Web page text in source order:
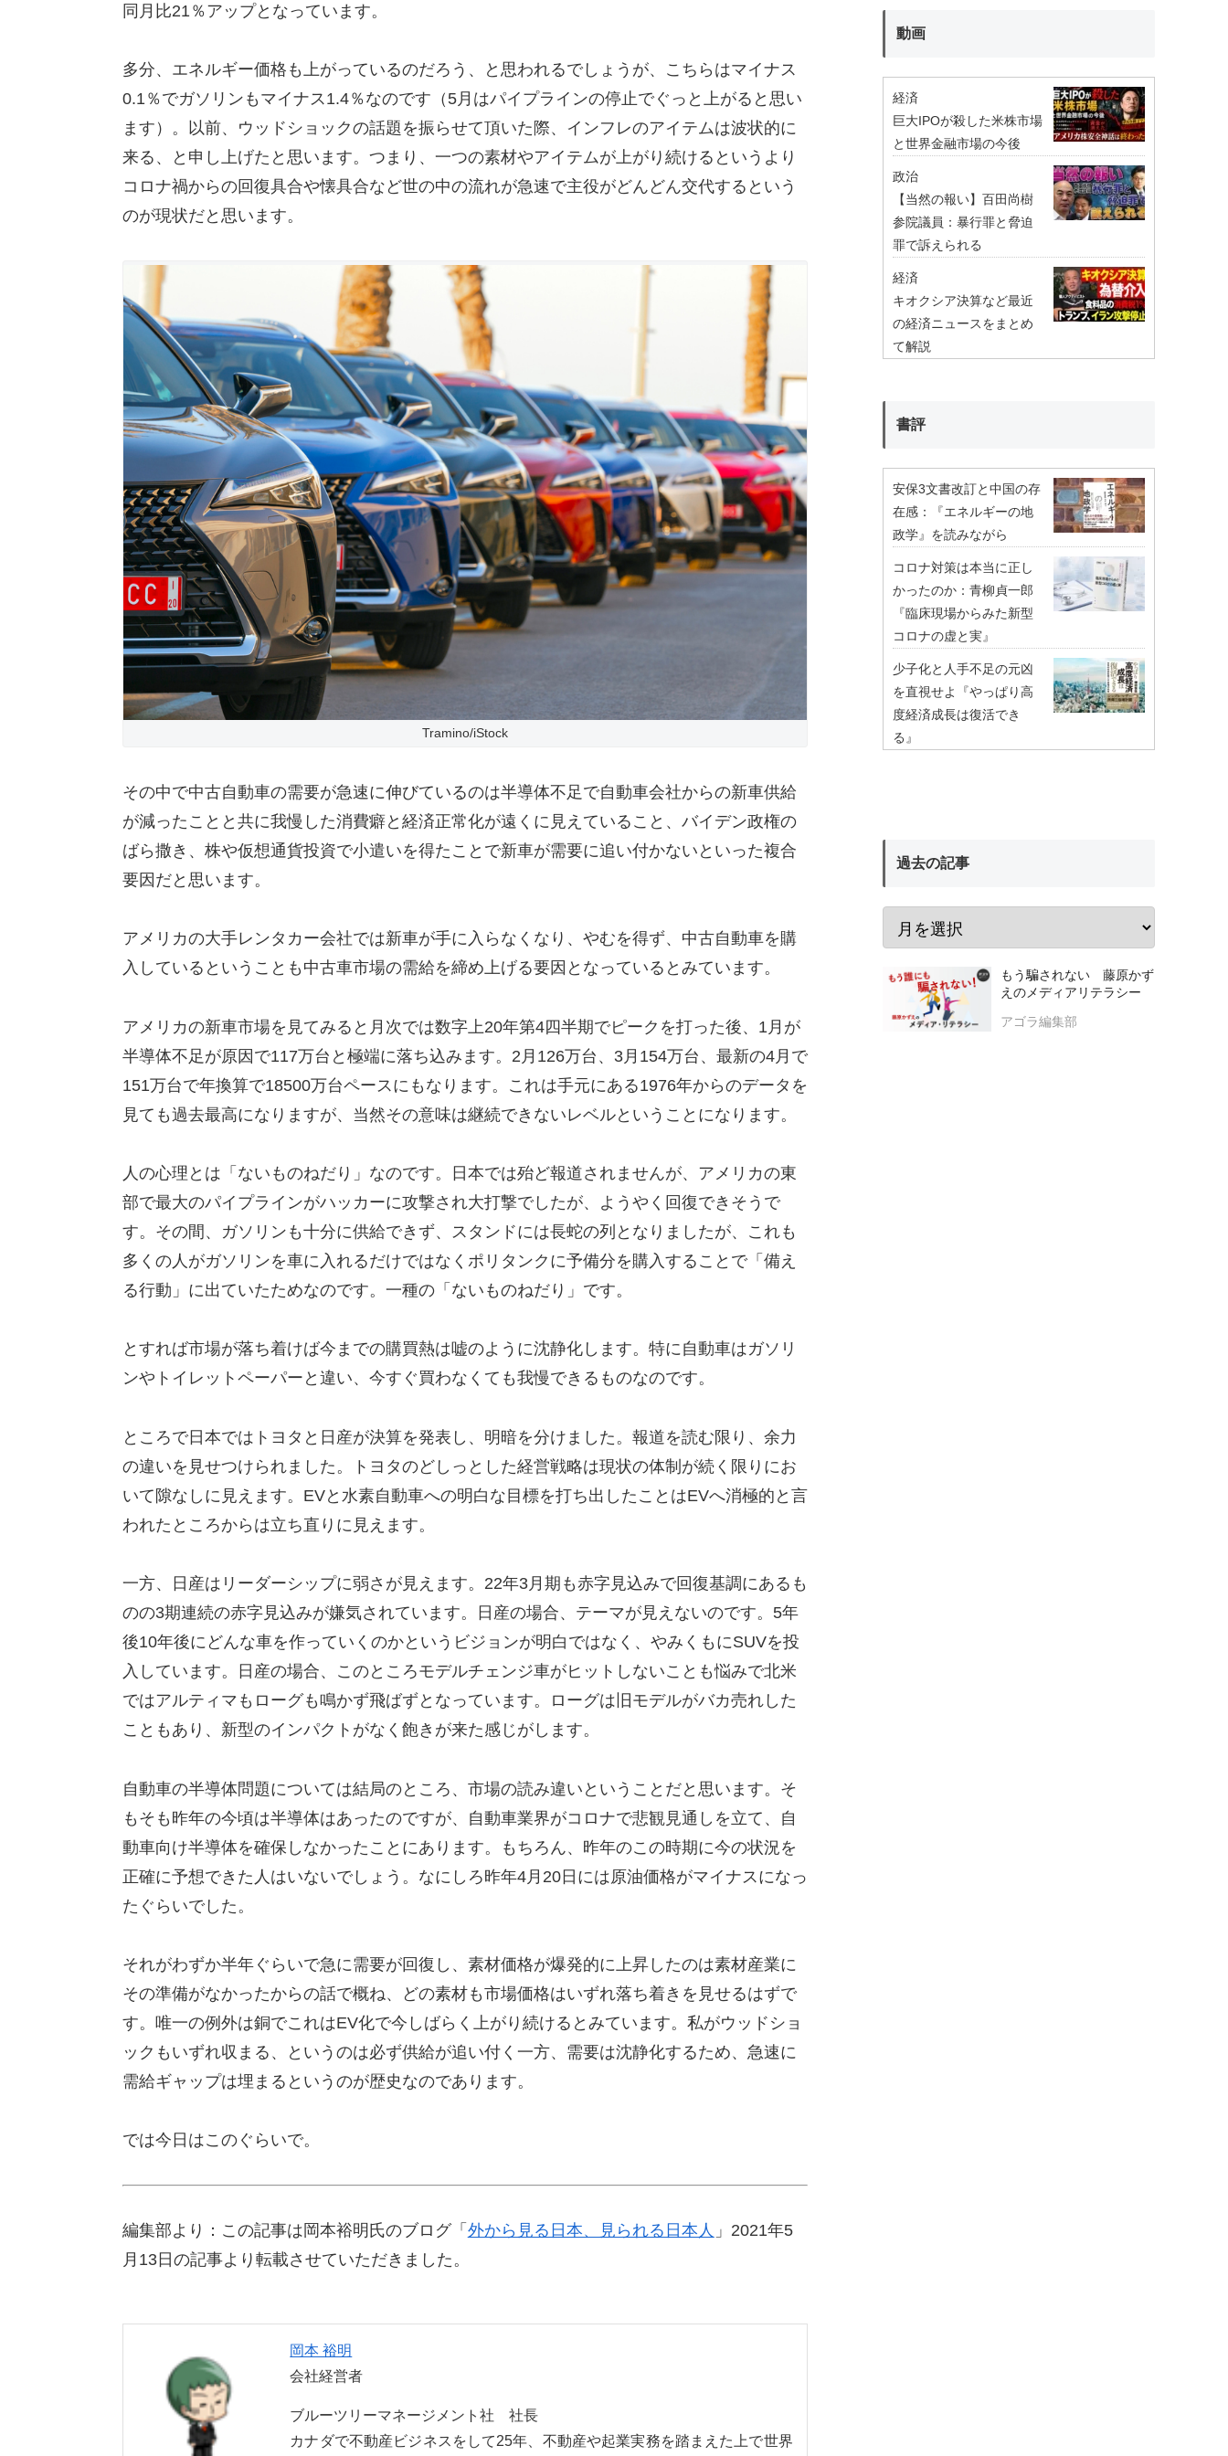
同月比21％アップとなっています。
多分、エネルギー価格も上がっているのだろう、と思われるでしょうが、こちらはマイナス
0.1％でガソリンもマイナス1.4％なのです（5月はパイプラインの停止でぐっと上がると思い
ます）。以前、ウッドショックの話題を振らせて頂いた際、インフレのアイテムは波状的に
来る、と申し上げたと思います。つまり、一つの素材やアイテムが上がり続けるというより
コロナ禍からの回復具合や懐具合など世の中の流れが急速で主役がどんどん交代するという
のが現状だと思います。
Tramino/iStock
その中で中古自動車の需要が急速に伸びているのは半導体不足で自動車会社からの新車供給
が減ったことと共に我慢した消費癖と経済正常化が遠くに見えていること、バイデン政権の
ばら撒き、株や仮想通貨投資で小遣いを得たことで新車が需要に追い付かないといった複合
要因だと思います。
アメリカの大手レンタカー会社では新車が手に入らなくなり、やむを得ず、中古自動車を購
入しているということも中古車市場の需給を締め上げる要因となっているとみています。
アメリカの新車市場を見てみると月次では数字上20年第4四半期でピークを打った後、1月が
半導体不足が原因で117万台と極端に落ち込みます。2月126万台、3月154万台、最新の4月で
151万台で年換算で18500万台ペースにもなります。これは手元にある1976年からのデータを
見ても過去最高になりますが、当然その意味は継続できないレベルということになります。
人の心理とは「ないものねだり」なのです。日本では殆ど報道されませんが、アメリカの東
部で最大のパイプラインがハッカーに攻撃され大打撃でしたが、ようやく回復できそうで
す。その間、ガソリンも十分に供給できず、スタンドには長蛇の列となりましたが、これも
多くの人がガソリンを車に入れるだけではなくポリタンクに予備分を購入することで「備え
る行動」に出ていたためなのです。一種の「ないものねだり」です。
とすれば市場が落ち着けば今までの購買熱は嘘のように沈静化します。特に自動車はガソリ
ンやトイレットペーパーと違い、今すぐ買わなくても我慢できるものなのです。
ところで日本ではトヨタと日産が決算を発表し、明暗を分けました。報道を読む限り、余力
の違いを見せつけられました。トヨタのどしっとした経営戦略は現状の体制が続く限りにお
いて隙なしに見えます。EVと水素自動車への明白な目標を打ち出したことはEVへ消極的と言
われたところからは立ち直りに見えます。
一方、日産はリーダーシップに弱さが見えます。22年3月期も赤字見込みで回復基調にあるも
のの3期連続の赤字見込みが嫌気されています。日産の場合、テーマが見えないのです。5年
後10年後にどんな車を作っていくのかというビジョンが明白ではなく、やみくもにSUVを投
入しています。日産の場合、このところモデルチェンジ車がヒットしないことも悩みで北米
ではアルティマもローグも鳴かず飛ばずとなっています。ローグは旧モデルがバカ売れした
こともあり、新型のインパクトがなく飽きが来た感じがします。
自動車の半導体問題については結局のところ、市場の読み違いということだと思います。そ
もそも昨年の今頃は半導体はあったのですが、自動車業界がコロナで悲観見通しを立て、自
動車向け半導体を確保しなかったことにあります。もちろん、昨年のこの時期に今の状況を
正確に予想できた人はいないでしょう。なにしろ昨年4月20日には原油価格がマイナスになっ
たぐらいでした。
それがわずか半年ぐらいで急に需要が回復し、素材価格が爆発的に上昇したのは素材産業に
その準備がなかったからの話で概ね、どの素材も市場価格はいずれ落ち着きを見せるはずで
す。唯一の例外は銅でこれはEV化で今しばらく上がり続けるとみています。私がウッドショ
ックもいずれ収まる、というのは必ず供給が追い付く一方、需要は沈静化するため、急速に
需給ギャップは埋まるというのが歴史なのであります。
では今日はこのぐらいで。
編集部より：この記事は岡本裕明氏のブログ「 外から見る日本、見られる日本人 」2021年5
月13日の記事より転載させていただきました。
岡本 裕明
会社経営者
ブルーツリーマネージメント社 社長
カナダで不動産ビジネスをして25年、不動産や起業実務を踏まえた上で世界
動画
経済
巨大IPOが殺した米株市場
と世界金融市場の今後
政治
【当然の報い】百田尚樹
参院議員：暴行罪と脅迫
罪で訴えられる
経済
キオクシア決算など最近
の経済ニュースをまとめ
て解説
書評
安保3文書改訂と中国の存
在感：『エネルギーの地
政学』を読みながら
コロナ対策は本当に正し
かったのか：青柳貞一郎
『臨床現場からみた新型
コロナの虚と実』
少子化と人手不足の元凶
を直視せよ『やっぱり高
度経済成長は復活でき
る』
過去の記事
もう騙されない 藤原かず
えのメディアリテラシー
アゴラ編集部